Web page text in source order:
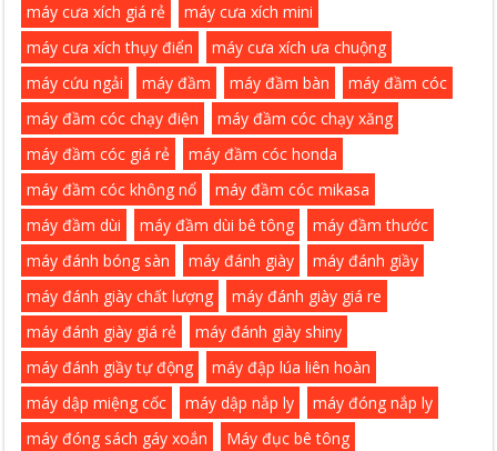
máy cưa xích giá rẻ
máy cưa xích mini
máy cưa xích thụy điển
máy cưa xích ưa chuộng
máy cứu ngải
máy đầm máy đầm bàn
máy đầm cóc
máy đầm cóc chạy điện
máy đầm cóc chạy xăng
máy đầm cóc giá rẻ
máy đầm cóc honda
máy đầm cóc không nổ
máy đầm cóc mikasa
máy đầm dùi
máy đầm dùi bê tông
máy đầm thước
máy đánh bóng sàn
máy đánh giày
máy đánh giầy
máy đánh giày chất lượng
máy đánh giày giá re
máy đánh giày giá rẻ
máy đánh giày shiny
máy đánh giầy tự động
máy đập lúa liên hoàn
máy dập miệng cốc
máy dập nắp ly
máy đóng nắp ly
máy đóng sách gáy xoắn
Máy đục bê tông